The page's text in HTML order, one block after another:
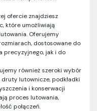
ofercie znajdziesz
które umożliwiają
Oferujemy
dostosowane do
precyzyjnego, jak i do
również szeroki wybór
lutownicze, podkładki
i konserwacji
proces lutowania,
połączeń.